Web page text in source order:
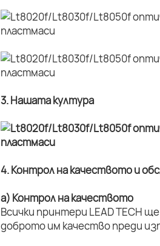
3. Нашата култура
4. Контрол на качеството и
а) Контрол на качеството
Всички принтери LEAD TECH
доброто им качество преди